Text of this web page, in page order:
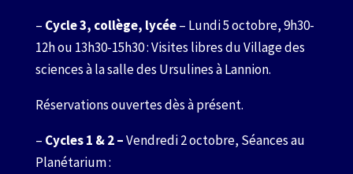
– Cycle 3, collège, lycée– Lundi 5 octobre, 9h30-
12h ou 13h30-15h30 : Visites libres du Village des
sciences à la salle des Ursulines à Lannion.
Réservations ouvertes dès à présent.
– Cycles 1 & 2 –Vendredi 2 octobre, Séances au
Planétarium :